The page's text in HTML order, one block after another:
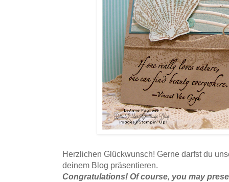
Herzlichen Glückwunsch! Gerne darfst du
deinem Blog präsentieren.
Congratulations! Of course, you may